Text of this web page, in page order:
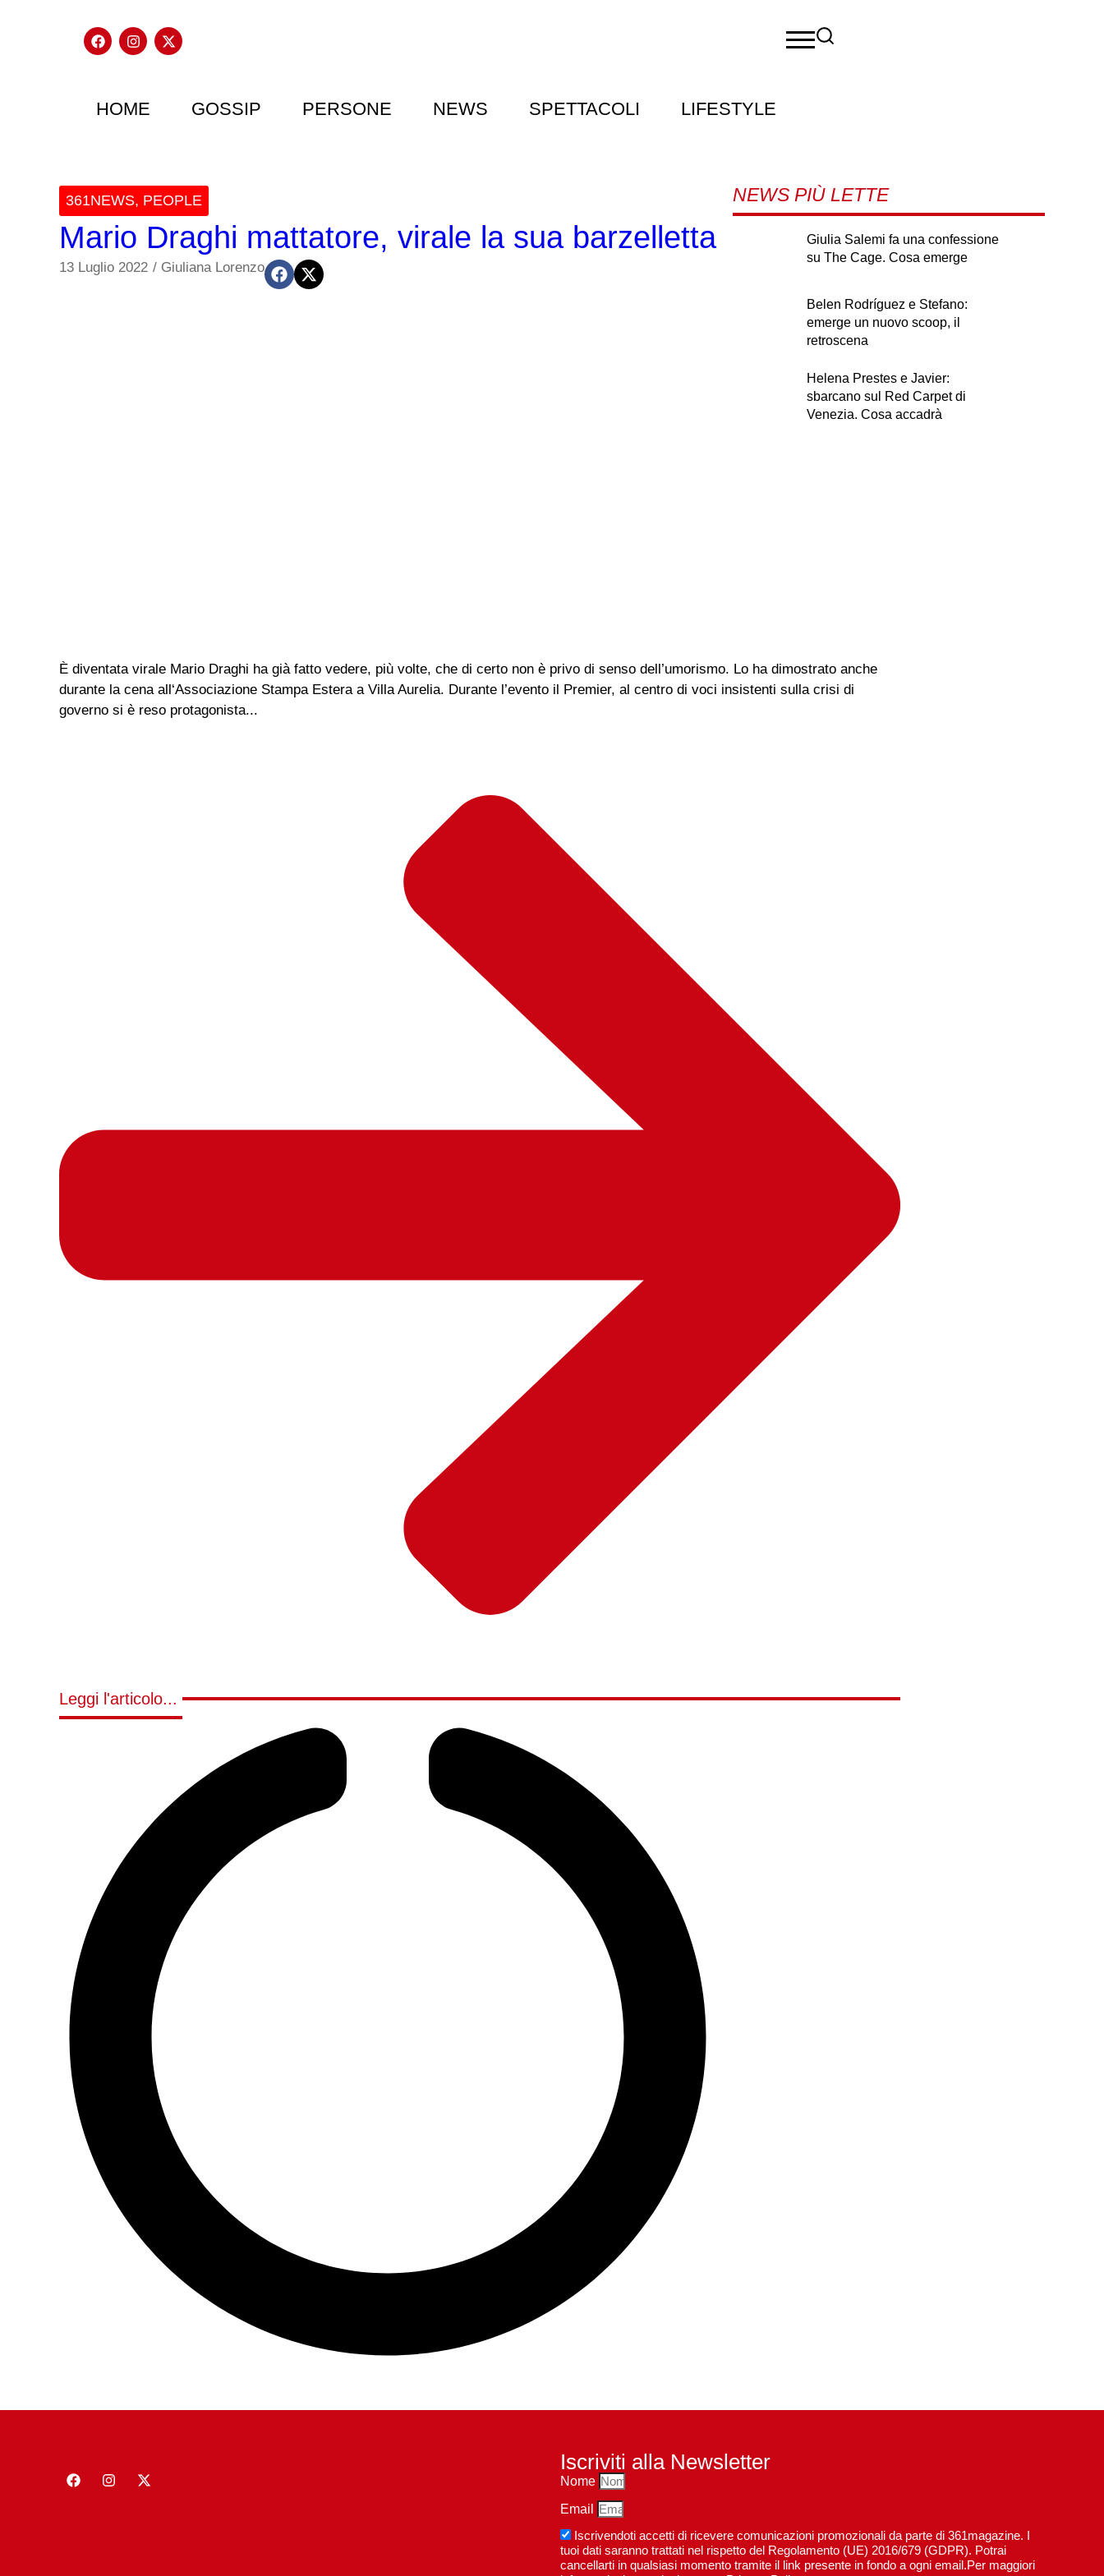
HOME GOSSIP PERSONE NEWS SPETTACOLI LIFESTYLE
361NEWS, PEOPLE
Mario Draghi mattatore, virale la sua barzelletta
13 Luglio 2022 / Giuliana Lorenzo
È diventata virale Mario Draghi ha già fatto vedere, più volte, che di certo non è privo di senso dell’umorismo. Lo ha dimostrato anche
durante la cena all‘Associazione Stampa Estera a Villa Aurelia. Durante l’evento il Premier, al centro di voci insistenti sulla crisi di
governo si è reso protagonista...
Leggi l'articolo...
NEWS PIÙ LETTE
Giulia Salemi fa una confessione
su The Cage. Cosa emerge
Belen Rodríguez e Stefano:
emerge un nuovo scoop, il
retroscena
Helena Prestes e Javier:
sbarcano sul Red Carpet di
Venezia. Cosa accadrà
Iscriviti alla Newsletter
Nome
Email
Iscrivendoti accetti di ricevere comunicazioni promozionali da parte di 361magazine. I
tuoi dati saranno trattati nel rispetto del Regolamento (UE) 2016/679 (GDPR). Potrai
cancellarti in qualsiasi momento tramite il link presente in fondo a ogni email.Per maggiori